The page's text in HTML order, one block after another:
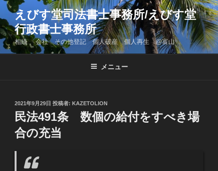
コ
ン
テ
ン
ツ
えびす堂司法書士事務所/えびす堂
行政書士事務所
相続 会社 その他登記 個人破産 個人再生 @富山
メニュー
投
稿
日:
2021年9月29日 投稿者: KAZETOLION
民法491条 数個の給付をすべき場
合の充当